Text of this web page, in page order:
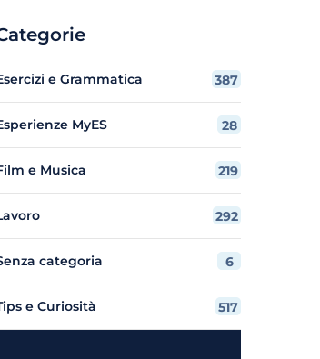
e Grammatica 387
MyES 28
e Musica 219
292
categoria 6
e Curiosità 517